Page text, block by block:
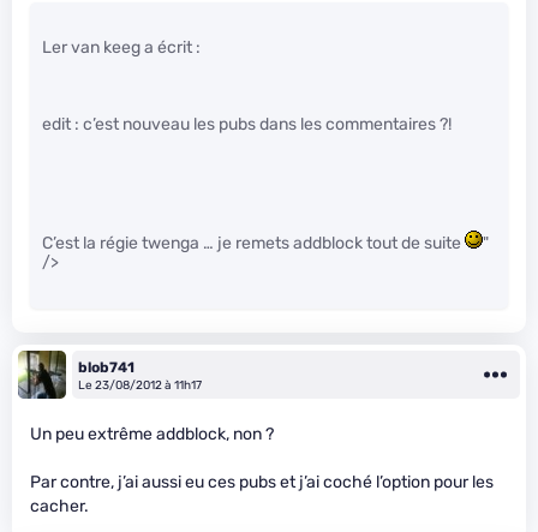
Ler van keeg a écrit :
edit : c’est nouveau les pubs dans les commentaires ?!
C’est la régie twenga … je remets addblock tout de suite
"
/>
blob741
Le 23/08/2012 à 11h17
Un peu extrême addblock, non ?
Par contre, j’ai aussi eu ces pubs et j’ai coché l’option pour les
cacher.